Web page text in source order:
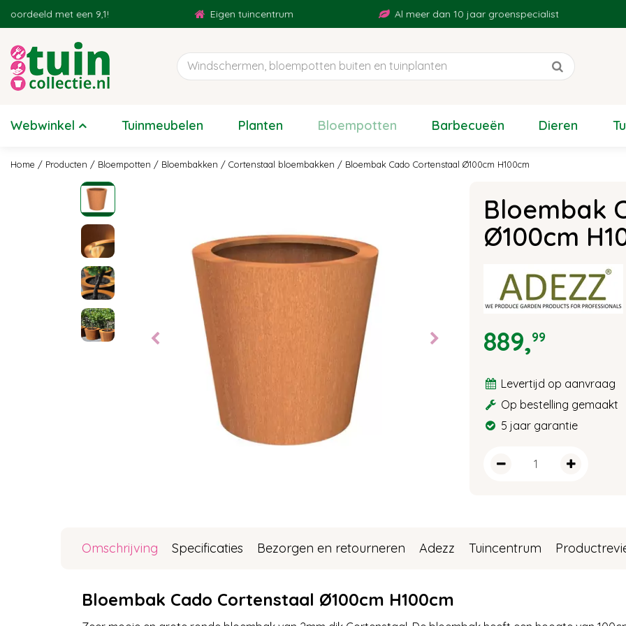
Home Producten Bloempotten Bloembakken Cortenstaal bloembakken Bloembak Cado Cortenstaal Ø100cm H100cm
met een 9,1! Eigen tuincentrum Al meer dan 10 jaar groenspecialist
Webwinkel Tuinmeubelen Planten Bloempotten Barbecueën Dieren
Bloembak
Ø100cm
889,99
Levertijd op aanvraag
Op bestelling gemaakt
5 jaar garantie
Omschrijving Specificaties Bezorgen en retourneren Adezz Tuincentrum
Bloembak Cado Cortenstaal Ø100cm H100cm